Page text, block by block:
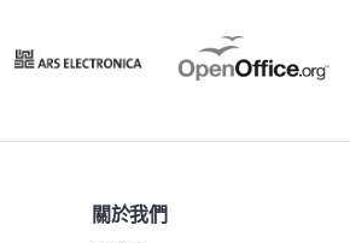
關於我們